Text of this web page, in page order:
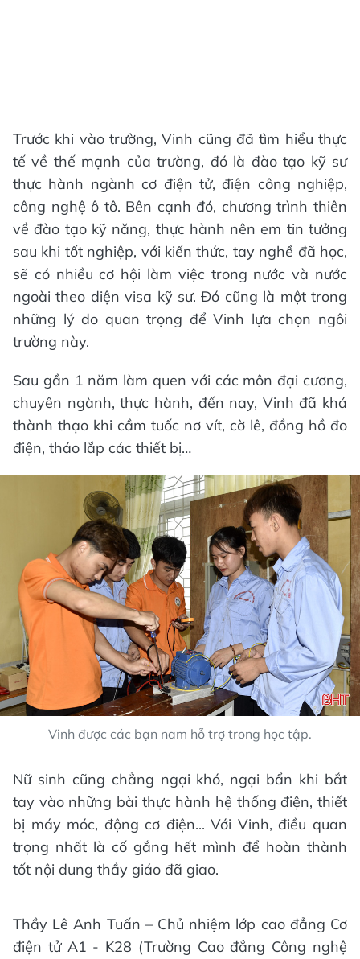
Trước khi vào trường, Vinh cũng đã tìm hiểu thực
tế về thế mạnh của trường, đó là đào tạo kỹ sư
thực hành ngành cơ điện tử, điện công nghiệp,
công nghệ ô tô. Bên cạnh đó, chương trình thiên
về đào tạo kỹ năng, thực hành nên em tin tưởng
sau khi tốt nghiệp, với kiến thức, tay nghề đã học,
sẽ có nhiều cơ hội làm việc trong nước và nước
ngoài theo diện visa kỹ sư. Đó cũng là một trong
những lý do quan trọng để Vinh lựa chọn ngôi
trường này.
Sau gần 1 năm làm quen với các môn đại cương,
chuyên ngành, thực hành, đến nay, Vinh đã khá
thành thạo khi cầm tuốc nơ vít, cờ lê, đồng hồ đo
điện, tháo lắp các thiết bị…
Vinh được các bạn nam hỗ trợ trong học tập.
Nữ sinh cũng chẳng ngại khó, ngại bẩn khi bắt
tay vào những bài thực hành hệ thống điện, thiết
bị máy móc, động cơ điện... Với Vinh, điều quan
trọng nhất là cố gắng hết mình để hoàn thành
tốt nội dung thầy giáo đã giao.
Thầy Lê Anh Tuấn – Chủ nhiệm lớp cao đẳng Cơ
điện tử A1 - K28 (Trường Cao đẳng Công nghệ